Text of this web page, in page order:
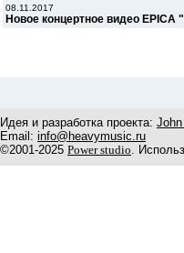
08.11.2017
Новое концертное видео EPICA
Идея и разработка проекта:
Email: info@heavymusic.ru
©2001-2025 Power studio.